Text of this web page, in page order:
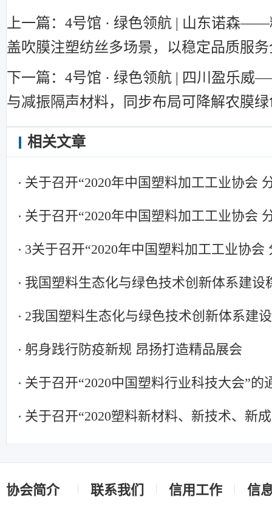
上一篇：4号馆 · 绿色领航 | 山东诺森
盖吹膜注塑纺丝多场景，以稳定品质服
下一篇：4号馆 · 绿色领航 | 四川盈乐威
与减振隔声材料，同步布局可降解农膜
相关文章
关于召开“2020年中国塑料加工工业协会
关于召开“2020年中国塑料加工工业协会
3关于召开“2020年中国塑料加工工业协
我国塑料生态化与绿色技术创新体系建设
2我国塑料生态化与绿色技术创新体系建
躬身践行防疫新规 昂扬打造精品展会
关于召开“2020中国塑料行业科技大会”的
关于召开“2020塑料新材料、新技术、新
料/化工研究院所发展论坛 暨中国塑协专
知
协会简介
联系我们 信用工作 信